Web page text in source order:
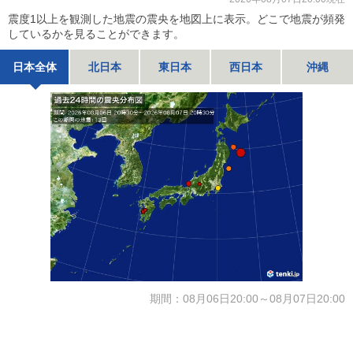
震度1以上を観測した地震の震央を地図上に表示。どこで地震が頻発
しているかを見ることができます。
日本全体 北日本 東日本 西日本 沖縄
期間：08月06日20:00～08月07日20:00